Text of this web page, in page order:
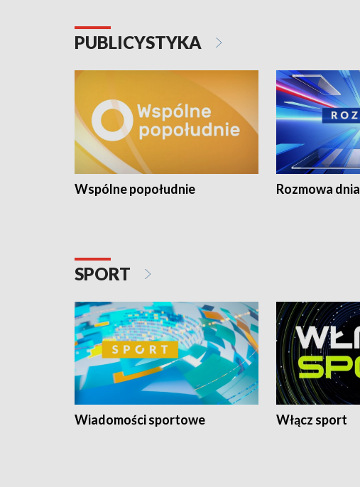
PUBLICYSTYKA
Wspólne popołudnie Rozmowa dnia
SPORT
Wiadomości sportowe Włącz sport